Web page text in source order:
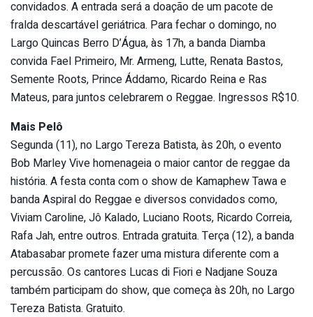
convidados. A entrada será a doação de um pacote de
fralda descartável geriátrica. Para fechar o domingo, no
Largo Quincas Berro D’Água, às 17h, a banda Diamba
convida Fael Primeiro, Mr. Armeng, Lutte, Renata Bastos,
Semente Roots, Prince Áddamo, Ricardo Reina e Ras
Mateus, para juntos celebrarem o Reggae. Ingressos R$10.
Mais Pelô
Segunda (11), no Largo Tereza Batista, às 20h, o evento
Bob Marley Vive homenageia o maior cantor de reggae da
história. A festa conta com o show de Kamaphew Tawa e
banda Aspiral do Reggae e diversos convidados como,
Viviam Caroline, Jô Kalado, Luciano Roots, Ricardo Correia,
Rafa Jah, entre outros. Entrada gratuita. Terça (12), a banda
Atabasabar promete fazer uma mistura diferente com a
percussão. Os cantores Lucas di Fiori e Nadjane Souza
também participam do show, que começa às 20h, no Largo
Tereza Batista. Gratuito.